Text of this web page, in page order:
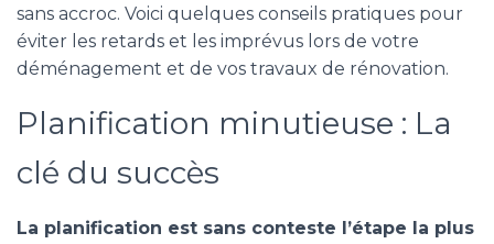
sans accroc. Voici quelques conseils pratiques pour
éviter les retards et les imprévus lors de votre
déménagement et de vos travaux de rénovation.
Planification minutieuse : La
clé du succès
La planification est sans conteste l’étape la plus